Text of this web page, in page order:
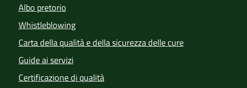
Albo pretorio
Whistleblowing
Carta della qualità e della sicurezza delle cure
Guide ai servizi
Certificazione di qualità